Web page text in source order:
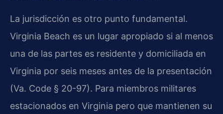
La jurisdicción es otro punto fundamental.
Virginia Beach es un lugar apropiado si al menos
una de las partes es residente y domiciliada en
Virginia por seis meses antes de la presentación
(Va. Code § 20-97). Para miembros militares
estacionados en Virginia pero que mantienen su